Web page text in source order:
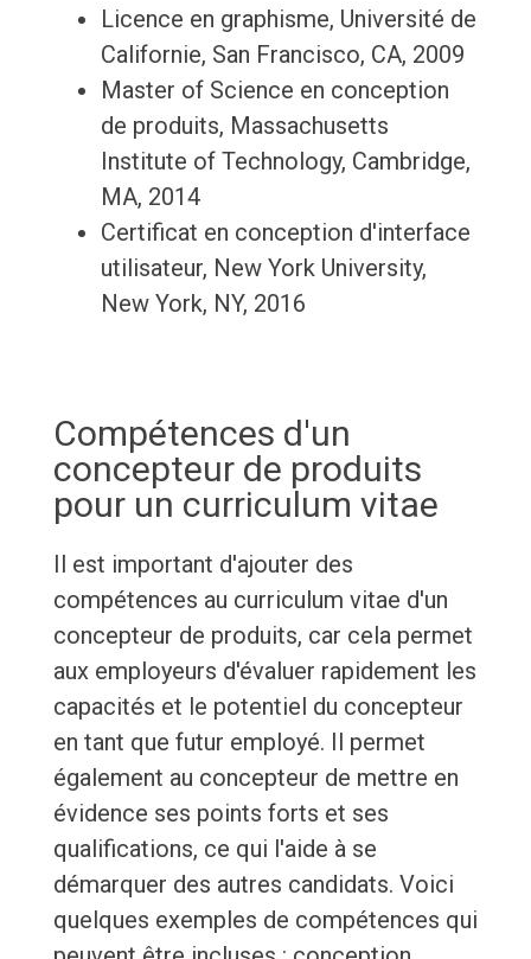
Licence en graphisme, Université de
Californie, San Francisco, CA, 2009
Master of Science en conception
de produits, Massachusetts
Institute of Technology, Cambridge,
MA, 2014
Certificat en conception d'interface
utilisateur, New York University,
New York, NY, 2016
Compétences d'un
concepteur de produits
pour un curriculum vitae
Il est important d'ajouter des
compétences au curriculum vitae d'un
concepteur de produits, car cela permet
aux employeurs d'évaluer rapidement les
capacités et le potentiel du concepteur
en tant que futur employé. Il permet
également au concepteur de mettre en
évidence ses points forts et ses
qualifications, ce qui l'aide à se
démarquer des autres candidats. Voici
quelques exemples de compétences qui